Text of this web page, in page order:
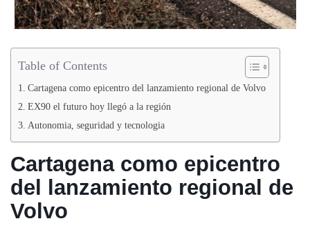
Table of Contents
Cartagena como epicentro del lanzamiento regional de Volvo
EX90 el futuro hoy llegó a la región
Autonomia, seguridad y tecnologia
Cartagena como epicentro
del lanzamiento regional de
Volvo